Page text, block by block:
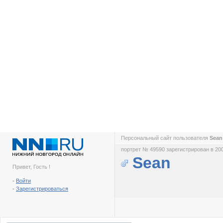
Привет, Гость !
- Войти
- Зарегистрироваться
Персональный сайт пользователя Sean
портрет № 49590 зарегистрирован в
Sean